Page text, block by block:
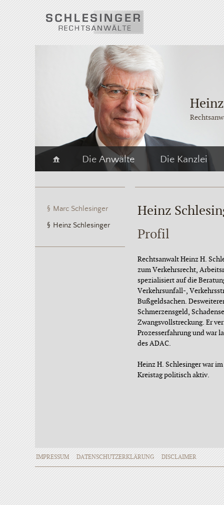
Die Anwälte Die Kanzlei
Marc Schlesinger
Heinz Schlesinger
Heinz
Profil
Rechtsanwalt Heinz H.
zum Verkehrsrecht,
spezialisiert auf die
Verkehrsunfall-,
Bußgeldsachen.
Schmerzensgeld,
Zwangsvollstreckung. Er
Prozesserfahrung und war
des ADAC.
Heinz H. Schlesinger war
Kreistag politisch aktiv.
IMPRESSUM DATENSCHUTZERKLÄRUNG DISCLAIMER